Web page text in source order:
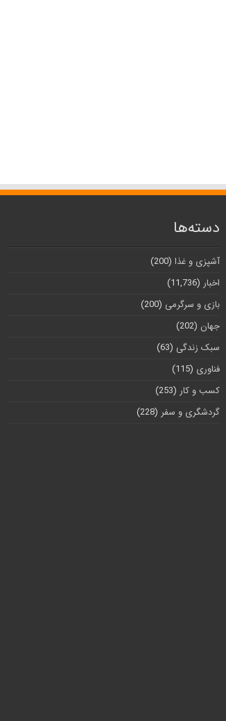
دسته‌ها
آشپزی و غذا (200)
اخبار (11,736)
بازی و سرگرمی (200)
جهان (202)
سبک زندگی (63)
فناوری (115)
کسب و کار (253)
گردشگری و سفر (228)